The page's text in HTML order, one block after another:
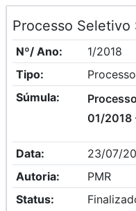
Processo Seletivo
Nº/ Ano:
1/2018
Tipo:
Súmula:
01/2018
Data:
23/07/
Autoria:
PMR
Status: